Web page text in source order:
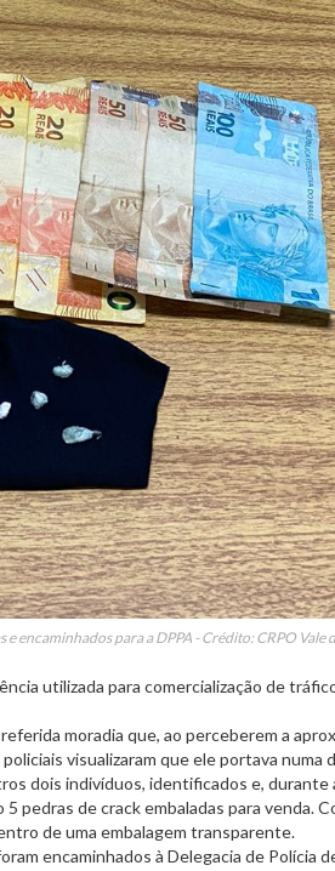
encaminhados para a DPPA - Crédito: CRPO Vale
utilizada para comercialização de
moradia que, ao perceberem a
visualizaram que ele portava numa
dois indivíduos, identificados e,
pedras de crack embaladas para venda.
de uma embalagem transparente.
encaminhados à Delegacia de Polícia